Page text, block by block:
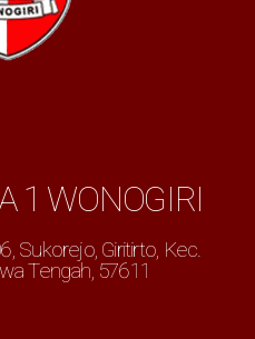
1 WONOGIRI
Sukorejo, Giritirto, Kec.
Tengah, 57611